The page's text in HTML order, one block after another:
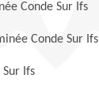
Conde Sur Ifs
Conde Sur Ifs
Sur Ifs